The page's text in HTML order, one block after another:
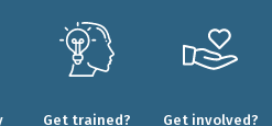
Get trained? Get involved?